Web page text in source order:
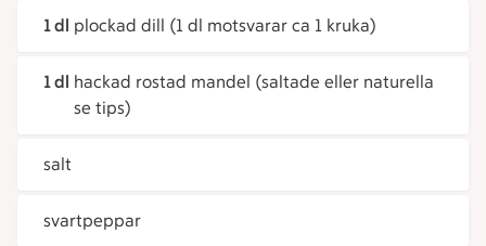
1 dl plockad dill (1 dl motsvarar ca 1 kruka)
1 dl hackad rostad mandel (saltade eller naturella
se tips)
salt
svartpeppar